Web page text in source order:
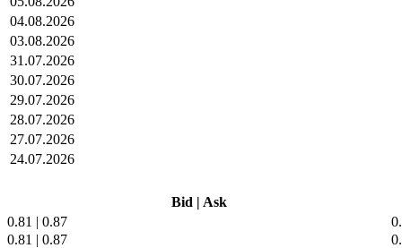
04.08.2026
03.08.2026
31.07.2026
30.07.2026
29.07.2026
28.07.2026
27.07.2026
24.07.2026
Bid | Ask
0.81 | 0.87
0.81 | 0.87